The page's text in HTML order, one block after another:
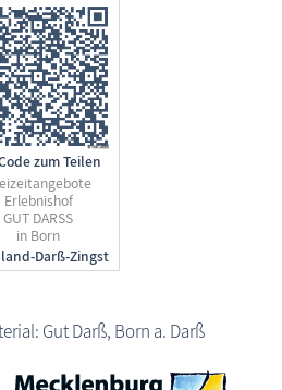
zum Teilen
Erlebnishof
GUT DARSS
in Born
Gut Darß, Born a. Darß